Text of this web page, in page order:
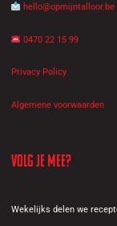
hello@opmijntalloor.be
0470 22 15 99
Privacy Policy
Algemene voorwaarden
Volg je mee?
Wekelijks delen we